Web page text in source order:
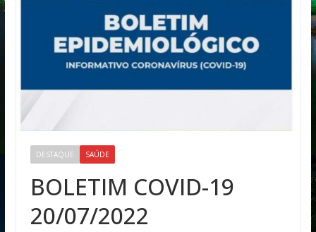
DESTAQUE SAÚDE
BOLETIM COVID-19
20/07/2022